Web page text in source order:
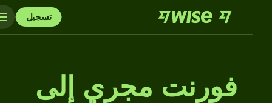
تسجيل
فورنت مجري إلى